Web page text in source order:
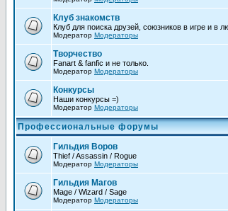
Клуб знакомств
Клуб для поиска друзей, союзников в игре и в
Модератор Модераторы
Творчество
Fanart & fanfic и не только.
Модератор Модераторы
Конкурсы
Наши конкурсы =)
Модератор Модераторы
Профессиональные форумы
Гильдия Воров
Thief / Assassin / Rogue
Модератор Модераторы
Гильдия Магов
Mage / Wizard / Sage
Модератор Модераторы